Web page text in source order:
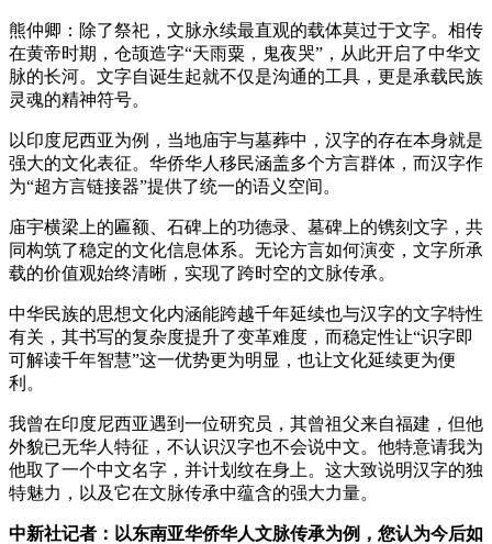
熊仲卿：除了祭祀，文脉永续最直观的载体莫过于文字。相传
在黄帝时期，仓颉造字“天雨粟，鬼夜哭”，从此开启了中华文
脉的长河。文字自诞生起就不仅是沟通的工具，更是承载民族
灵魂的精神符号。​
以印度尼西亚为例，当地庙宇与墓葬中，汉字的存在本身就是
强大的文化表征。华侨华人移民涵盖多个方言群体，而汉字作
为“超方言链接器”提供了统一的语义空间。​
庙宇横梁上的匾额、石碑上的功德录、墓碑上的镌刻文字，共
同构筑了稳定的文化信息体系。无论方言如何演变，文字所承
载的价值观始终清晰，实现了跨时空的文脉传承。
中华民族的思想文化内涵能跨越千年延续也与汉字的文字特性
有关，其书写的复杂度提升了变革难度，而稳定性让“识字即
可解读千年智慧”这一优势更为明显，也让文化延续更为便
利。​
我曾在印度尼西亚遇到一位研究员，其曾祖父来自福建，但他
外貌已无华人特征，不认识汉字也不会说中文。他特意请我为
他取了一个中文名字，并计划纹在身上。这大致说明汉字的独
特魅力，以及它在文脉传承中蕴含的强大力量。
中新社记者：以东南亚华侨华人文脉传承为例，您认为今后如